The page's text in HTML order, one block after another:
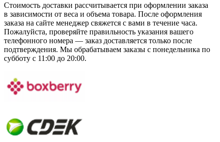
Стоимость доставки рассчитывается при оформлении заказа
в зависимости от веса и объема товара. После оформления
заказа на сайте менеджер свяжется с вами в течение часа.
Пожалуйста, проверяйте правильность указания вашего
телефонного номера — заказ доставляется только после
подтверждения. Мы обрабатываем заказы с понедельника по
субботу с 11:00 до 20:00.